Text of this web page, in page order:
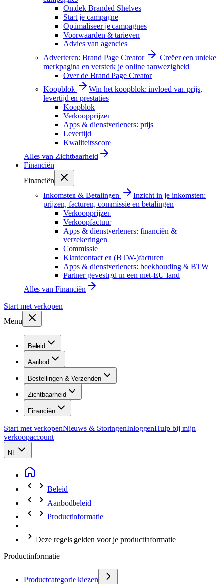
Ontdek Branded Shelves
Start je campagne
Optimaliseer je campagnes
Voorwaarden & tarieven
Advies van agencies
Adverteren: Brand Page Creator
Creëer een unieke
merkpagina en versterk je online aanwezigheid
Over de Brand Page Creator
Koopblok
Win het koopblok: invloed van prijs,
levertijd en prestaties
Koopblok
Verkoopprijzen
Apps & dienstverleners: prijs
Levertijd
Kwaliteitsscore
Alles van Zichtbaarheid
Financiën
Financiën
Inkomsten & Betalingen
Inzicht in je inkomsten:
prijzen, facturen, commissie en betalingen
Verkoopprijzen
Verkoopfactuur
Apps & dienstverleners: financiën &
verzekeringen
Commissie
Klantcontact en (BTW-)facturen
Apps & dienstverleners: boekhouding & BTW
Partner gevestigd in een niet-EU land
Alles van Financiën
Start met verkopen
Menu
Beleid
Aanbod
Bestellingen & Verzenden
Zichtbaarheid
Financiën
Start met verkopenNieuws & StoringenInloggenHulp bij mijn
verkoopaccount
NL
Beleid
Aanbodbeleid
Productinformatie
Deze regels gelden voor je productinformatie
Productinformatie
Productcategorie kiezen